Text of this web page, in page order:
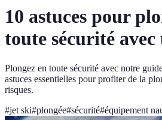
10 astuces pour
toute sécurité
Plongez en toute sécurité avec notre
astuces essentielles pour profiter de la
risques.
#jet ski#plongée#sécurité#équipement